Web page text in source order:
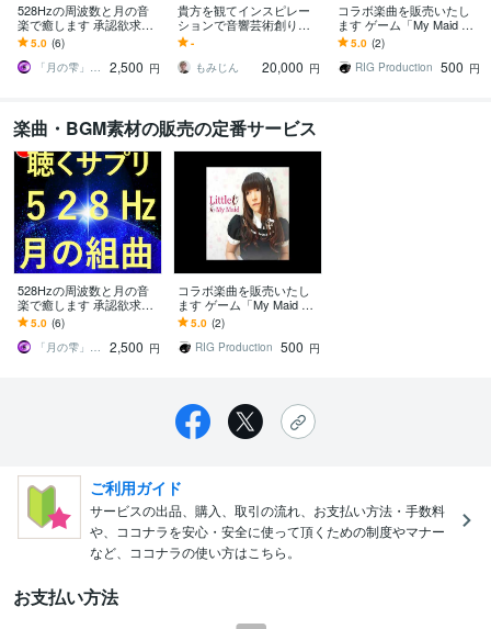
528Hzの周波数と月の音
楽で癒します 承認欲求が
満たされる感覚のヒーリ
ング音楽。ヒーリングBG
M
5.0 (6)
「月の雫」音楽工房
2,500 円
貴方を観てインスピレー
ションで音響芸術創りま
す 貴方の魅力可能性、人
間像をミニマルミュージ
カルアートにします
-
もみじん
20,000 円
コラボ楽曲を販売いたし
ます ゲーム「My Maid Girl
friend」テーマソング
5.0 (2)
RIG Production 500 円
楽曲・BGM素材の販売の定番サービス
528Hzの周波数と月の音
楽で癒します 承認欲求が
満たされる感覚のヒーリ
ング音楽。ヒーリングBG
M
5.0 (6)
「月の雫」音楽工房
2,500 円
コラボ楽曲を販売いたし
ます ゲーム「My Maid Girl
friend」テーマソング
5.0 (2)
RIG Production 500 円
ご利用ガイド
サービスの出品、購入、取引の流れ、お支払い方法・手数料
や、ココナラを安心・安全に使って頂くための制度やマナー
など、ココナラの使い方はこちら。
お支払い方法